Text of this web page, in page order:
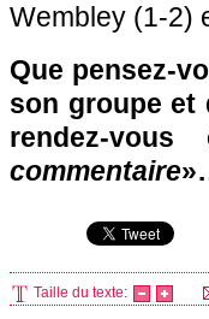
Wembley (1-2)
Que pensez-
son groupe et
rendez-
commentaire
Taille du texte: